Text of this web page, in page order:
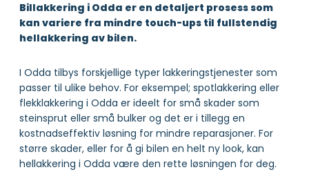
Billakkering i Odda er en detaljert prosess som
kan variere fra mindre touch-ups til fullstendig
hellakkering av bilen.
I Odda tilbys forskjellige typer lakkeringstjenester som
passer til ulike behov. For eksempel; spotlakkering eller
flekklakkering i Odda er ideelt for små skader som
steinsprut eller små bulker og det er i tillegg en
kostnadseffektiv løsning for mindre reparasjoner. For
større skader, eller for å gi bilen en helt ny look, kan
hellakkering i Odda være den rette løsningen for deg.